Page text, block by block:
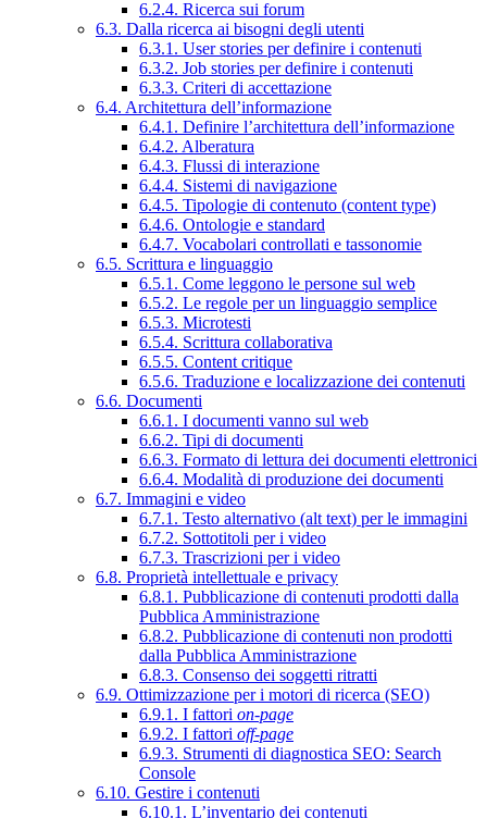
6.2.4. Ricerca sui forum
6.3. Dalla ricerca ai bisogni degli utenti
6.3.1. User stories per definire i contenuti
6.3.2. Job stories per definire i contenuti
6.3.3. Criteri di accettazione
6.4. Architettura dell’informazione
6.4.1. Definire l’architettura dell’informazione
6.4.2. Alberatura
6.4.3. Flussi di interazione
6.4.4. Sistemi di navigazione
6.4.5. Tipologie di contenuto (content type)
6.4.6. Ontologie e standard
6.4.7. Vocabolari controllati e tassonomie
6.5. Scrittura e linguaggio
6.5.1. Come leggono le persone sul web
6.5.2. Le regole per un linguaggio semplice
6.5.3. Microtesti
6.5.4. Scrittura collaborativa
6.5.5. Content critique
6.5.6. Traduzione e localizzazione dei contenuti
6.6. Documenti
6.6.1. I documenti vanno sul web
6.6.2. Tipi di documenti
6.6.3. Formato di lettura dei documenti elettronici
6.6.4. Modalità di produzione dei documenti
6.7. Immagini e video
6.7.1. Testo alternativo (alt text) per le immagini
6.7.2. Sottotitoli per i video
6.7.3. Trascrizioni per i video
6.8. Proprietà intellettuale e privacy
6.8.1. Pubblicazione di contenuti prodotti dalla
Pubblica Amministrazione
6.8.2. Pubblicazione di contenuti non prodotti
dalla Pubblica Amministrazione
6.8.3. Consenso dei soggetti ritratti
6.9. Ottimizzazione per i motori di ricerca (SEO)
6.9.1. I fattori on-page
6.9.2. I fattori off-page
6.9.3. Strumenti di diagnostica SEO: Search
Console
6.10. Gestire i contenuti
6.10.1. L’inventario dei contenuti